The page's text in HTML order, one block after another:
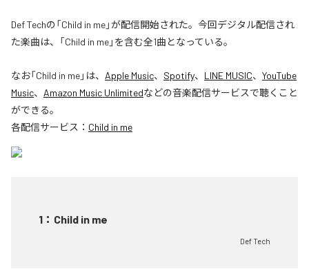
Def Techの「Child in me」が配信開始された。今回デジタル配信され
た楽曲は、「Child in me」を含む全1曲となっている。
なお「Child in me」は、 Apple Music、 Spotify、 LINE MUSIC、 YouTube
Music、 Amazon Music Unlimitedなどの音楽配信サービスで聴くこと
ができる。
各配信サービス： Child in me
1 ： Child in me
Def Tech